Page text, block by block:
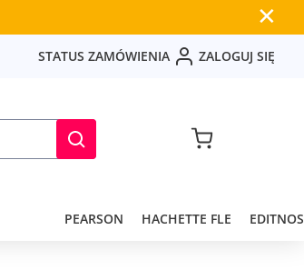
✕
STATUS ZAMÓWIENIA ZALOGUJ SIĘ
PEARSON HACHETTE FLE EDITNOS